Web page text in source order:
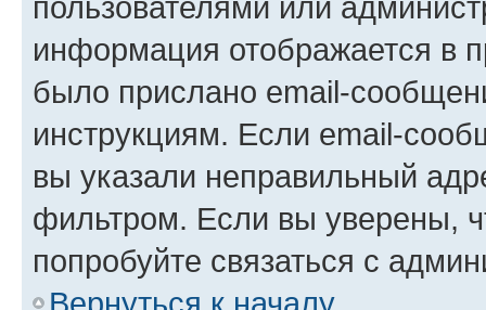
информация отображается в
было прислано email-
инструкциям. Если email-
вы указали неправильный
фильтром. Если вы уверены,
попробуйте связаться с
Вернуться к началу